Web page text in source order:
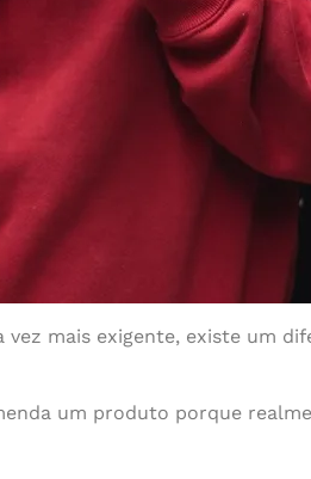
mais exigente, existe um
um produto porque